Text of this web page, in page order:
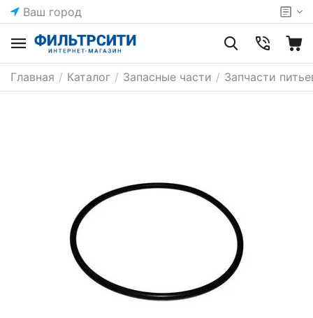
Ваш город
Главная / Каталог / Запасные части / Запчасти